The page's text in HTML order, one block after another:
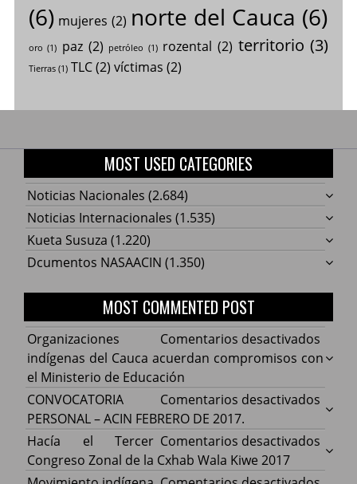
(6) mujeres (2) norte del Cauca (6)
oro (1) paz (2) petróleo (1) rozental (2) territorio (3)
Tierras(1) TLC(2) víctimas (2)
MOST USED CATEGORIES
Noticias Nacionales (2.684)
Noticias Internacionales (1.535)
Kueta Susuza (1.220)
Dcumentos NASAACIN (1.350)
MOST COMMENTED POST
Comentarios desactivados
Cauca
con
Organizaciones
indígenas del Cauca acuerdan compromisos con
el Ministerio de Educación
Comentarios desactivados
ACIN
CONVOCATORIA
PERSONAL – ACIN FEBRERO DE 2017.
Comentarios desactivados
Hacía
Hacía el Tercer
Congreso Zonal de la Cxhab Wala Kiwe 2017